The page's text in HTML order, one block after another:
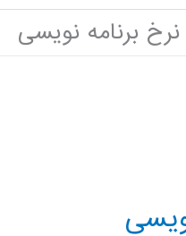
نرخ برنامه نویسی